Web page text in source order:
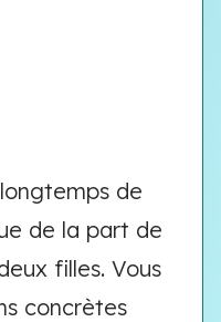
de
de la part de
filles. Vous
concrètes